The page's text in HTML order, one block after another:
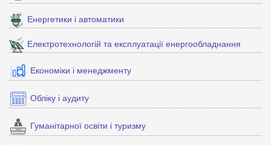
Енергетики і автоматики
Електротехнологій та експлуатації енергообладнання
Економіки і менеджменту
Обліку і аудиту
Гуманітарної освіти і туризму